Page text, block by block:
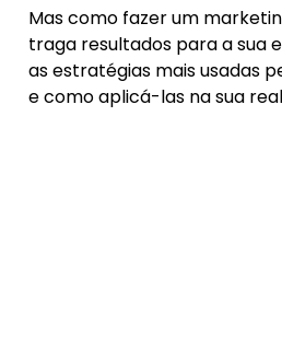
Mas como fazer um
traga resultados para a sua
as estratégias mais usadas
e como aplicá-las na sua